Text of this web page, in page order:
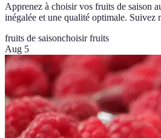
Apprenez à choisir vos fruits de saison
inégalée et une qualité optimale. Suivez
fruits de saisonchoisir fruits
Aug 5